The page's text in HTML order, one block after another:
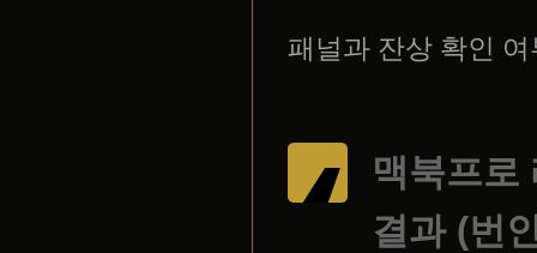
패널과 잔상 확인
맥북프로
결과 (번